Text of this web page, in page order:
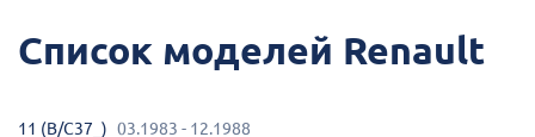
Список моделей Renault
11 (B/C37_) 03.1983 - 12.1988